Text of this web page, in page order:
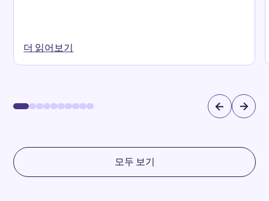
더 읽어보기
모두 보기